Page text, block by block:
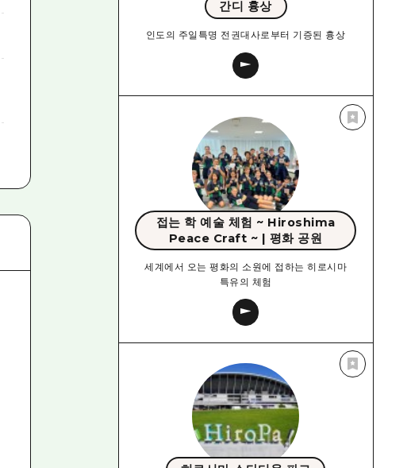
간디 흉상
인도의 주일특명 전권대사로부터 기증된 흉상
접는 학 예술 체험 ~ Hiroshima
Peace Craft ~ | 평화 공원
세계에서 오는 평화의 소원에 접하는 히로시마
특유의 체험